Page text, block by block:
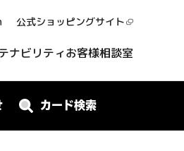
公式ショッピングサイト
ナビリティお客様相談室
カード検索